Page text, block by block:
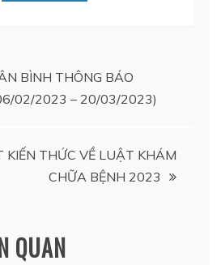
BÌNH THÔNG BÁO
02/2023 – 20/03/2023)
KIẾN THỨC VỀ LUẬT KHÁM
CHỮA BỆNH 2023
QUAN